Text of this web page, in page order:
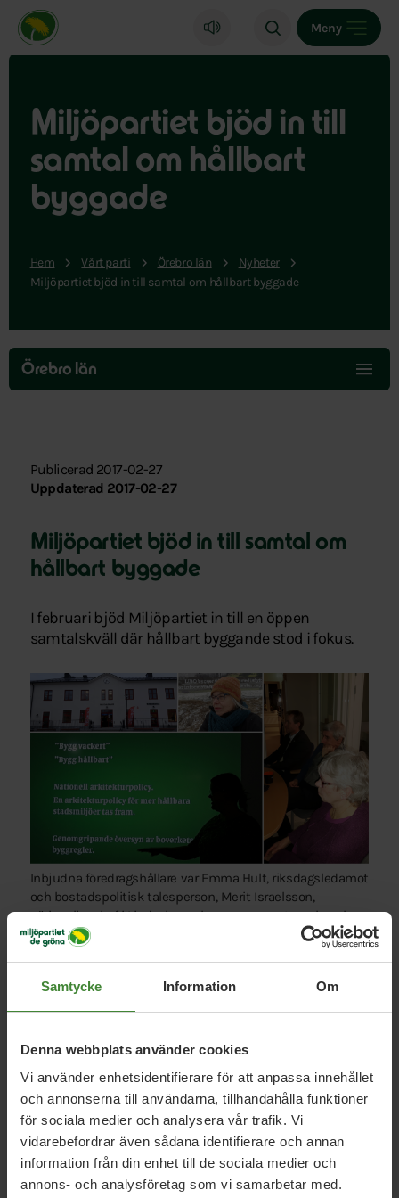
Samtycke Information Om
Denna webbplats använder cookies
Vi använder enhetsidentifierare för att anpassa innehållet
och annonserna till användarna, tillhandahålla funktioner
för sociala medier och analysera vår trafik. Vi
vidarebefordrar även sådana identifierare och annan
information från din enhet till de sociala medier och
annons- och analysföretag som vi samarbetar med.
Miljöpartiet de gröna, startsida
Meny
Miljöpartiet bjöd in till
samtal om hållbart
byggade
Hem Vårt parti Örebro län
Nyheter
Miljöpartiet bjöd in till samtal om hållbart byggade
Hoppa
över
menyn
Örebro län
Publicerad 2017-02-27
Uppdaterad 2017-02-27
Miljöpartiet bjöd in till samtal om
hållbart byggade
I februari bjöd Miljöpartiet in till en öppen
samtalskväll där hållbart byggande stod i fokus.
Inbjudna föredragshållare var Emma Hult, riksdagsledamot
och bostadspolitisk talesperson, Merit Israelsson,
näringslivschef i Lindesbergs kommun, samt mark- och
exploateringsingenjören Jesper Almlöf. Det blev ett
givande samtal om byggande, livskvalitet, bostadsbrist,
visioner, gröna lungor, tradition, kulturarv och mycket mer.
Relaterade nyheter